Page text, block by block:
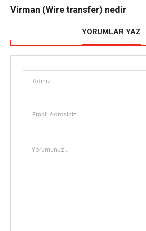
Virman (Wire transfer) nedir
YORUMLAR YAZ